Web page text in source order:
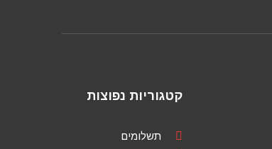
קטגוריות נפוצות
תשלומים